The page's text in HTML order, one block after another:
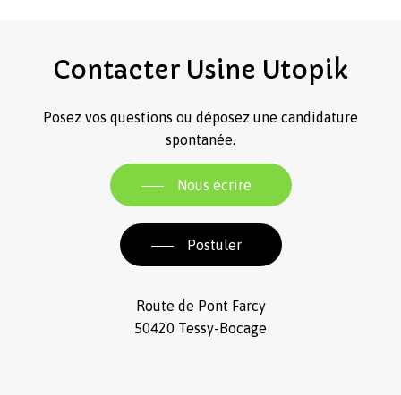
Contacter Usine Utopik
Posez vos questions ou déposez une candidature
spontanée.
Nous écrire
Postuler
Route de Pont Farcy
50420 Tessy-Bocage